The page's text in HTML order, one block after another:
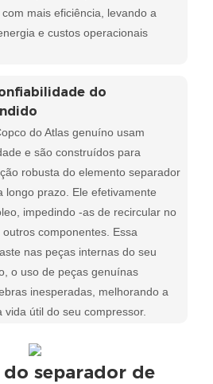
mais eficiência, levando a
e custos operacionais
do
do Atlas genuíno usam
e são construídos para
robusta do elemento separador
longo prazo. Ele efetivamente
impedindo -as de recircular no
componentes. Essa
nas peças internas do seu
o uso de peças genuínas
inesperadas, melhorando a
útil do seu compressor.
separador de